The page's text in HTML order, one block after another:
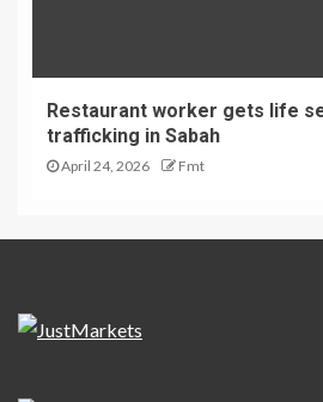
Restaurant worker gets life
trafficking in Sabah
April 24, 2026 Fmt